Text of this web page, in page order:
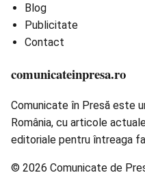
Blog
Publicitate
Contact
comunicateinpresa.ro
Comunicate în Presă este
România, cu articole
editoriale pentru întreaga
© 2026 Comunicate de